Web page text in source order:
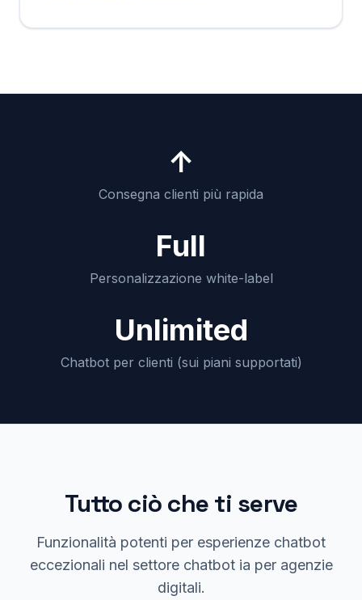
↑
Consegna clienti più rapida
Full
Personalizzazione white-label
Unlimited
Chatbot per clienti (sui piani supportati)
Tutto ciò che ti serve
Funzionalità potenti per esperienze chatbot
eccezionali nel settore chatbot ia per agenzie
digitali.